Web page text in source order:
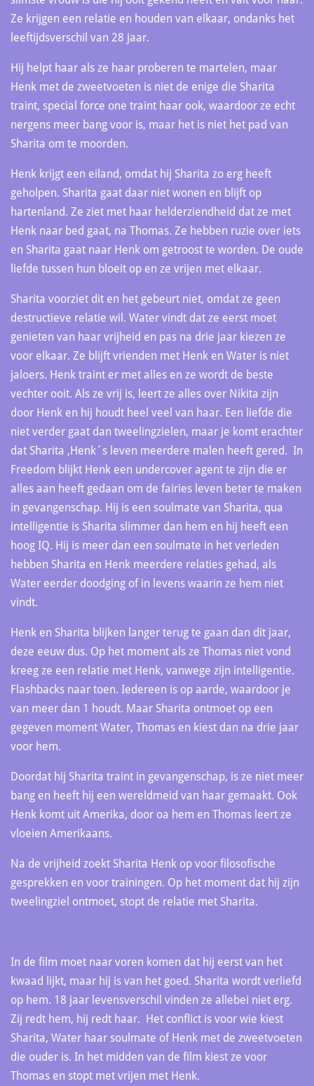
Ze krijgen een relatie en houden van elkaar, ondanks het
leeftijdsverschil van 28 jaar.
Hij helpt haar als ze haar proberen te martelen, maar
Henk met de zweetvoeten is niet de enige die Sharita
traint, special force one traint haar ook, waardoor ze echt
nergens meer bang voor is, maar het is niet het pad van
Sharita om te moorden.
Henk krijgt een eiland, omdat hij Sharita zo erg heeft
geholpen. Sharita gaat daar niet wonen en blijft op
hartenland. Ze ziet met haar helderziendheid dat ze met
Henk naar bed gaat, na Thomas. Ze hebben ruzie over iets
en Sharita gaat naar Henk om getroost te worden. De oude
liefde tussen hun bloeit op en ze vrijen met elkaar.
Sharita voorziet dit en het gebeurt niet, omdat ze geen
destructieve relatie wil. Water vindt dat ze eerst moet
genieten van haar vrijheid en pas na drie jaar kiezen ze
voor elkaar. Ze blijft vrienden met Henk en Water is niet
jaloers. Henk traint er met alles en ze wordt de beste
vechter ooit. Als ze vrij is, leert ze alles over Nikita zijn
door Henk en hij houdt heel veel van haar. Een liefde die
niet verder gaat dan tweelingzielen, maar je komt erachter
dat Sharita ,Henk´s leven meerdere malen heeft gered. In
Freedom blijkt Henk een undercover agent te zijn die er
alles aan heeft gedaan om de fairies leven beter te maken
in gevangenschap. Hij is een soulmate van Sharita, qua
intelligentie is Sharita slimmer dan hem en hij heeft een
hoog IQ. Hij is meer dan een soulmate in het verleden
hebben Sharita en Henk meerdere relaties gehad, als
Water eerder doodging of in levens waarin ze hem niet
vindt.
Henk en Sharita blijken langer terug te gaan dan dit jaar,
deze eeuw dus. Op het moment als ze Thomas niet vond
kreeg ze een relatie met Henk, vanwege zijn intelligentie.
Flashbacks naar toen. Iedereen is op aarde, waardoor je
van meer dan 1 houdt. Maar Sharita ontmoet op een
gegeven moment Water, Thomas en kiest dan na drie jaar
voor hem.
Doordat hij Sharita traint in gevangenschap, is ze niet meer
bang en heeft hij een wereldmeid van haar gemaakt. Ook
Henk komt uit Amerika, door oa hem en Thomas leert ze
vloeien Amerikaans.
Na de vrijheid zoekt Sharita Henk op voor filosofische
gesprekken en voor trainingen. Op het moment dat hij zijn
tweelingziel ontmoet, stopt de relatie met Sharita.
In de film moet naar voren komen dat hij eerst van het
kwaad lijkt, maar hij is van het goed. Sharita wordt verliefd
op hem. 18 jaar levensverschil vinden ze allebei niet erg.
Zij redt hem, hij redt haar. Het conflict is voor wie kiest
Sharita, Water haar soulmate of Henk met de zweetvoeten
die ouder is. In het midden van de film kiest ze voor
Thomas en stopt met vrijen met Henk.